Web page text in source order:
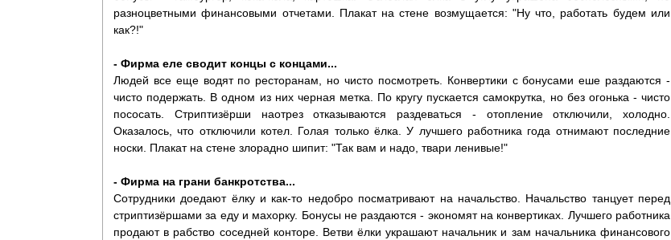
разноцветными финансовыми отчетами. Плакат на стене возмущается: "Ну что, работать будем или
как?!"
- Фирма еле сводит концы с концами...
Людей все еще водят по ресторанам, но чисто посмотреть. Конвертики с бонусами еше раздаются -
чисто подержать. В одном из них черная метка. По кругу пускается самокрутка, но без огонька - чисто
пососать. Стриптизёрши наотрез отказываются раздеваться - отопление отключили, холодно.
Оказалось, что отключили котел. Голая только ёлка. У лучшего работника года отнимают последние
носки. Плакат на стене злорадно шипит: "Так вам и надо, твари ленивые!"
- Фирма на грани банкротства...
Сотрудники доедают ёлку и как-то недобро посматривают на начальство. Начальство танцует перед
стриптизёршами за еду и махорку. Бонусы не раздаются - экономят на конвертиках. Лучшего работника
продают в рабство соседней конторе. Ветви ёлки украшают начальник и зам начальника финансового